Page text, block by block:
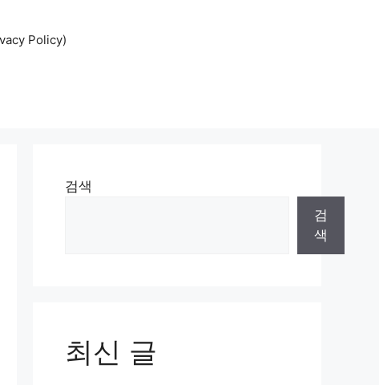
Policy)
검색
검
색
최신 글